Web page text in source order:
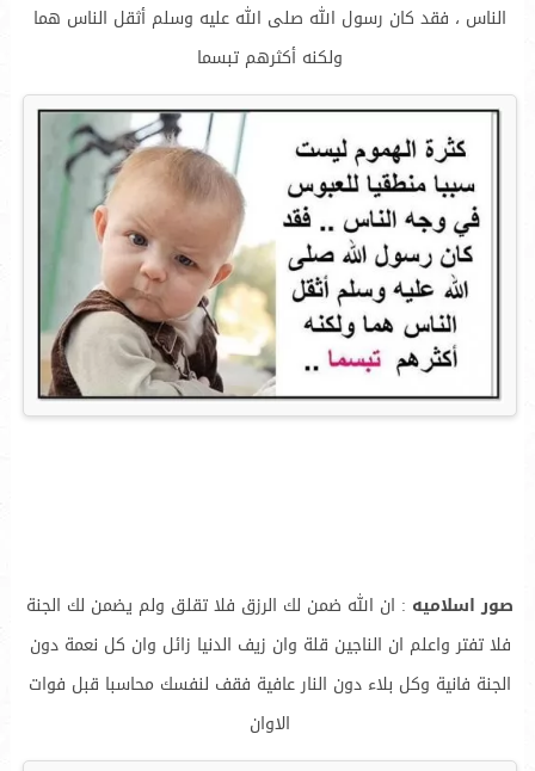
الناس ، فقد كان رسول الله صلى الله عليه وسلم أثقل الناس هما
ولكنه أكثرهم تبسما
صور اسلاميه : ان الله ضمن لك الرزق فلا تقلق ولم يضمن لك الجنة
فلا تفتر واعلم ان الناجين قلة وان زيف الدنيا زائل وان كل نعمة دون
الجنة فانية وكل بلاء دون النار عافية فقف لنفسك محاسبا قبل فوات
الاوان